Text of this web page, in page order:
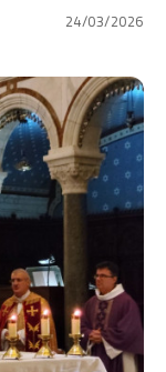
24/03/2026